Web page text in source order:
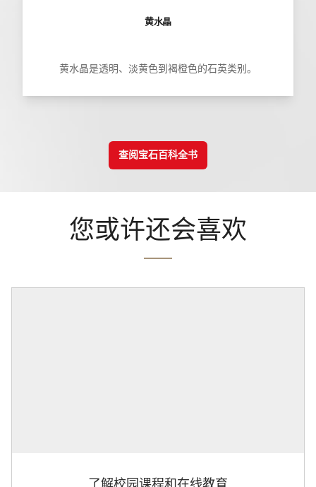
黄水晶
黄水晶是透明、淡黄色到褐橙色的石英类别。
查阅宝石百科全书
您或许还会喜欢